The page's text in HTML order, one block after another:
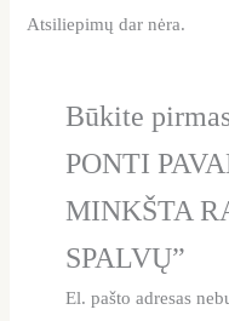
Atsiliepimų dar nėra.
Būkite
PONTI
MINKŠTA
SPALVŲ”
El. pašto adresas